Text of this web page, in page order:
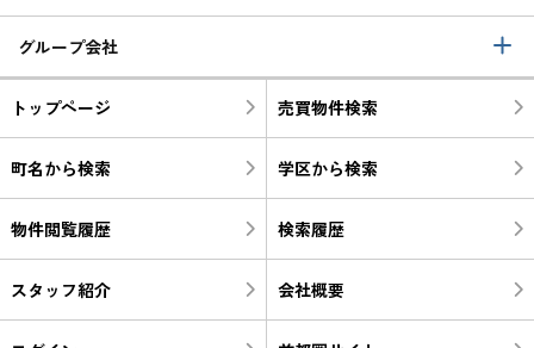
グループ会社
トップページ 売買物件検索
町名から検索 学区から検索
物件閲覧履歴 検索履歴
スタッフ紹介 会社概要